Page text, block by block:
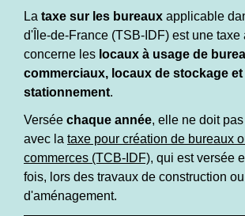
La taxe sur les bureaux applicable
d'Île-de-France (TSB-IDF) est une taxe
concerne les locaux à usage de
commerciaux, locaux de stockage
stationnement.
Versée chaque année, elle ne doit
avec la taxe pour création de bureaux
commerces (TCB-IDF), qui est versée
fois, lors des travaux de construction ou
d'aménagement.